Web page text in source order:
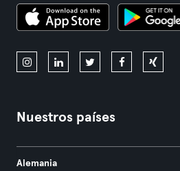
Nuestros países
Alemania